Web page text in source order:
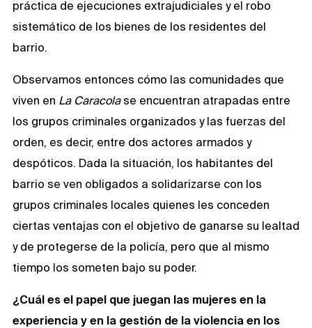
práctica de ejecuciones extrajudiciales y el robo
sistemático de los bienes de los residentes del
barrio.
Observamos entonces cómo las comunidades que
viven en La Caracola se encuentran atrapadas entre
los grupos criminales organizados y las fuerzas del
orden, es decir, entre dos actores armados y
despóticos. Dada la situación, los habitantes del
barrio se ven obligados a solidarizarse con los
grupos criminales locales quienes les conceden
ciertas ventajas con el objetivo de ganarse su lealtad
y de protegerse de la policía, pero que al mismo
tiempo los someten bajo su poder.
¿Cuál es el papel que juegan las mujeres en la
experiencia y en la gestión de la violencia en los